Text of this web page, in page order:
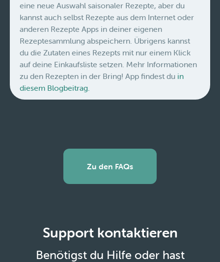
eine neue Auswahl saisonaler Rezepte, aber du
kannst auch selbst Rezepte aus dem Internet oder
anderen Rezepte Apps in deiner eigenen
Rezeptesammlung abspeichern. Übrigens kannst
du die Zutaten eines Rezepts mit nur einem Klick
auf deine Einkaufsliste setzen. Mehr Informationen
zu den Rezepten in der Bring! App findest du in
diesem Blogbeitrag.
Zu den FAQs
Support kontaktieren
Benötigst du Hilfe oder hast